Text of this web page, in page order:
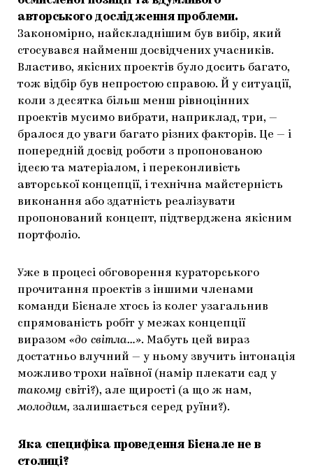
авторського дослідження проблеми.
Закономірно, найскладнішим був вибір, який
стосувався найменш досвідчених учасників.
Властиво, якісних проектів було досить багато,
тож відбір був непростою справою. Й у ситуації,
коли з десятка більш менш рівноцінних
проектів мусимо вибрати, наприклад, три, —
бралося до уваги багато різних факторів. Це — і
попередній досвід роботи з пропонованою
ідеєю та матеріалом, і переконливість
авторської концепції, і технічна майстерність
виконання або здатність реалізувати
пропонований концепт, підтверджена якісним
портфоліо.
Уже в процесі обговорення кураторського
прочитання проектів з іншими членами
команди Бієнале хтось із колег узагальнив
спрямованість робіт у межах концепції
виразом «до світла…». Мабуть цей вираз
достатньо влучний — у ньому звучить інтонація
можливо трохи наївної (намір плекати сад у
такому світі?), але щирості (а що ж нам,
молодим, залишається серед руїни?).
Яка специфіка проведення Бієнале не в
столиці?